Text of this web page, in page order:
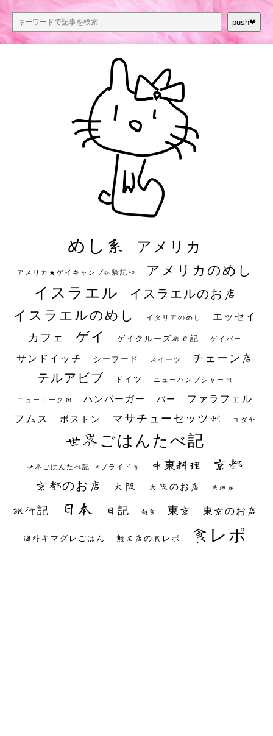
push❤︎
めし系 アメリカ
アメリカ★ゲイキャンプ体験記S3 アメリカのめし
イスラエル イスラエルのお店
イスラエルのめし イタリアのめし エッセイ
カフェ ゲイ ゲイクルーズ旅日記 ゲイバー
サンドイッチ シーフード スイーツ チェーン店
テルアビブ ドイツ ニューハンプシャー州
ニューヨーク州 ハンバーガー バー ファラフェル
フムス ボストン マサチューセッツ州 ユダヤ
世界ごはんたべ記
世界ごはんたべ記 #プライド号 中東料理 京都
京都のお店 大阪 大阪のお店 居酒屋
旅行記 日本 日記 朝食 東京 東京のお店
海外キマグレごはん 無名店の食レポ 食レポ